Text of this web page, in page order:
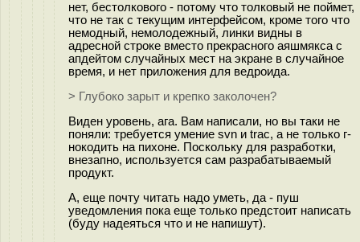
нет, бестолкового - потому что толковый не поймет,
что не так с текущим интерфейсом, кроме того что
немодный, немолодежный, линки видны в
адресной строке вместо прекрасного аяшмякса с
апдейтом случайных мест на экране в случайное
время, и нет приложения для ведроида.
> Глубоко зарыт и крепко заколочен?
Виден уровень, ага. Вам написали, но вы таки не
поняли: требуется умение svn и trac, а не только г-
нокодить на пихоне. Поскольку для разработки,
внезапно, используется сам разрабатываемый
продукт.
А, еще почту читать надо уметь, да - пуш
уведомления пока еще только предстоит написать
(буду надеяться что и не напишут).